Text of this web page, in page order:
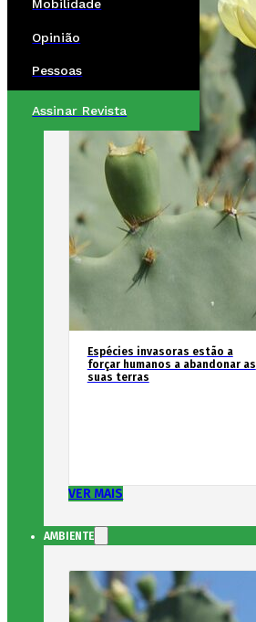
Mobilidade
Opinião
Pessoas
Assinar Revista
Espécies invasoras estão a
forçar humanos a abandonar as
suas terras
VER MAIS
AMBIENTE